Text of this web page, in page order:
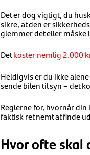
Det er dog vigtigt, du
sikre, at den er
glemmer det eller
Detkoster nemlig 2.000
Heldigvis er du ikke
sende bilen til syn – det
Reglerne for, hvornår
faktisk ret nemt at finde
Hvor ofte skal